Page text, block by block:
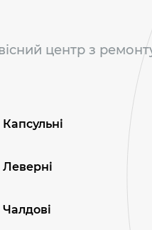
центр з
Капсульні
Леверні
Чалдові